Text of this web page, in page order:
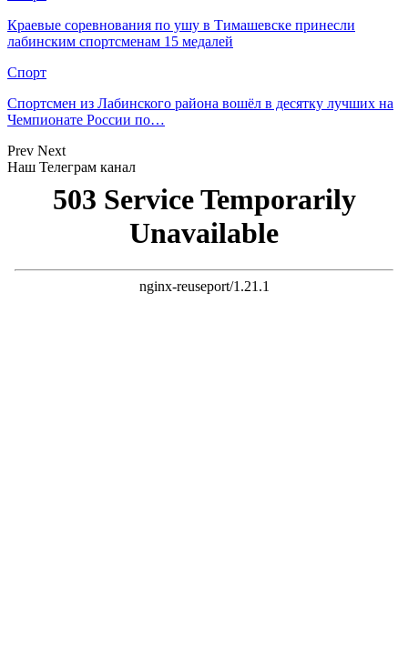
Краевые соревнования по ушу в Тимашевске принесли
лабинским спортсменам 15 медалей
Спорт
Спортсмен из Лабинского района вошёл в десятку лучших на
Чемпионате России по…
Prev Next
Наш Телеграм канал